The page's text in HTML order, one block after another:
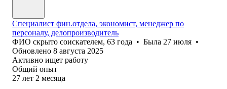
Специалист фин.отдела, экономист, менеджер по
персоналу, делопроизводитель
ФИО скрыто соискателем, 63 года • Была 27 июля •
Обновлено 8 августа 2025
Активно ищет работу
Общий опыт
27 лет 2 месяца